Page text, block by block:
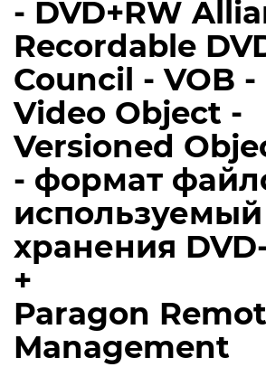
- DVD+RW
Recordable
Council - VOB -
Video Object -
Versioned
- формат
хранения
+
Paragon
Management